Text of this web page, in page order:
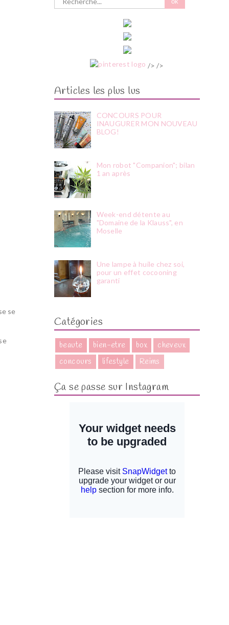
se
/> />
Articles les plus lus
CONCOURS POUR
INAUGURER MON NOUVEAU
BLOG!
Mon robot "Companion"; bilan
1 an après
Week-end détente au
"Domaine de la Klauss", en
Moselle
Une lampe à huile chez soi,
pour un effet cocooning
garanti
Catégories
beaute bien-etre box
cheveux
concours
lifestyle Reims
Ça se passe sur Instagram